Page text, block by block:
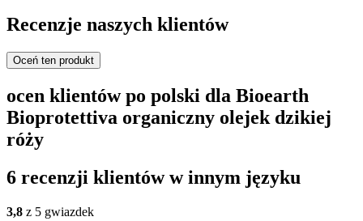
Recenzje naszych klientów
Oceń ten produkt
ocen klientów po polski dla Bioearth
Bioprotettiva organiczny olejek dzikiej
róży
6 recenzji klientów w innym języku
3,8 z 5 gwiazdek